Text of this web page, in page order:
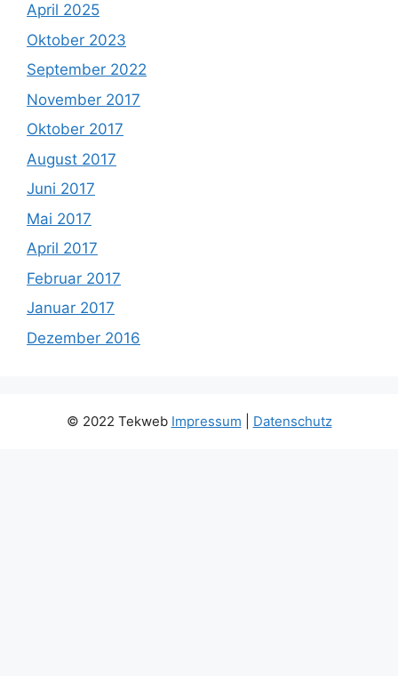
April 2025
Oktober 2023
September 2022
November 2017
Oktober 2017
August 2017
Juni 2017
Mai 2017
April 2017
Februar 2017
Januar 2017
Dezember 2016
© 2022 Tekweb Impressum Datenschutz